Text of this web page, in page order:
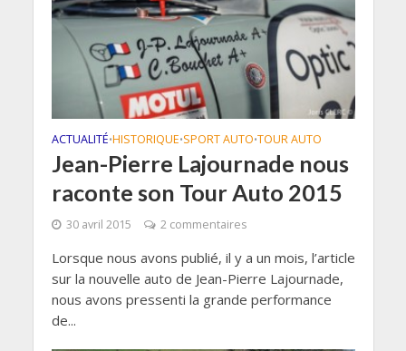
ACTUALITÉ•HISTORIQUE•SPORT AUTO•TOUR AUTO
Jean-Pierre Lajournade nous
raconte son Tour Auto 2015
30 avril 2015 2 commentaires
Lorsque nous avons publié, il y a un mois, l’article
sur la nouvelle auto de Jean-Pierre Lajournade,
nous avons pressenti la grande performance
de...